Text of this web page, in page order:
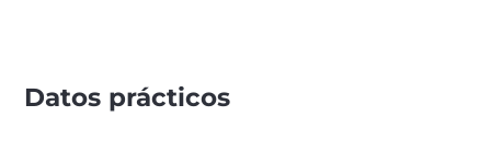
Datos prácticos